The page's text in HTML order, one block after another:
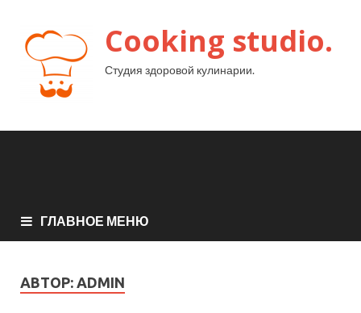
Cooking studio.
Студия здоровой кулинарии.
ГЛАВНОЕ МЕНЮ
АВТОР: ADMIN